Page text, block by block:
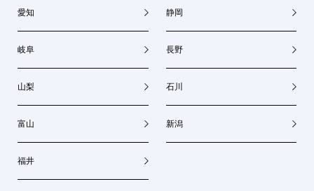
愛知 静岡
岐阜 長野
山梨 石川
富山 新潟
福井